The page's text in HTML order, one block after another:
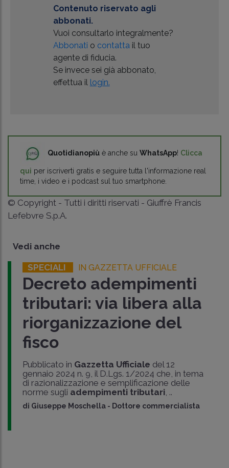
Contenuto riservato agli
abbonati.
Vuoi consultarlo integralmente?
Abbonati o contatta il tuo
agente di fiducia.
Se invece sei già abbonato,
effettua il login.
Quotidianopiù è anche su WhatsApp! Clicca
qui per iscriverti gratis e seguire tutta l'informazione real
time, i video e i podcast sul tuo smartphone.
© Copyright - Tutti i diritti riservati - Giuffrè Francis
Lefebvre S.p.A.
Vedi anche
SPECIALI IN GAZZETTA UFFICIALE
Decreto adempimenti
tributari: via libera alla
riorganizzazione del
fisco
Pubblicato in Gazzetta Ufficiale del 12
gennaio 2024 n. 9, il D.Lgs. 1/2024 che, in tema
di razionalizzazione e semplificazione delle
norme sugli adempimenti tributari, ..
di Giuseppe Moschella - Dottore commercialista